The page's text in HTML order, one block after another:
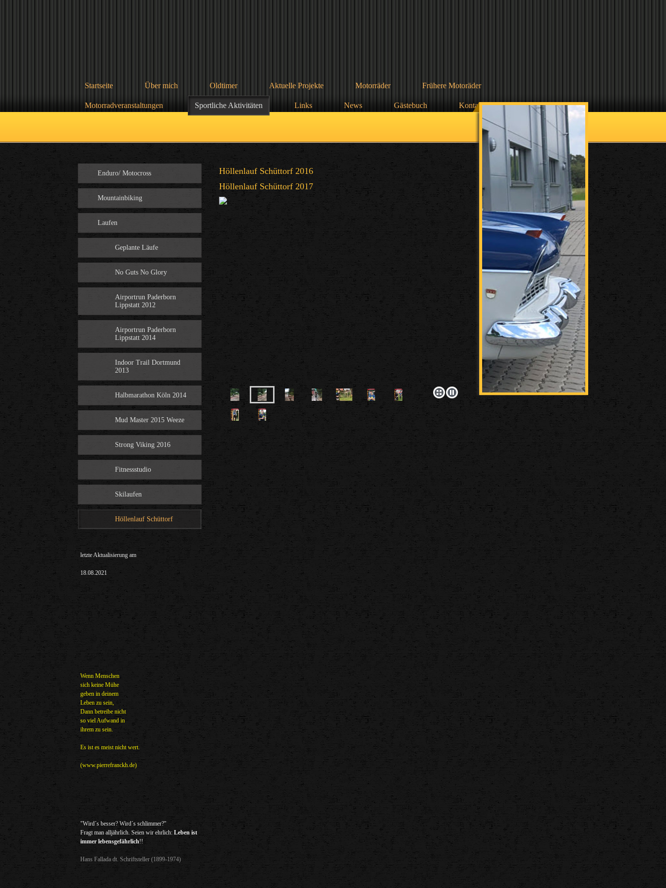
Startseite Über mich Oldtimer Aktuelle Projekte Motorräder Frühere Motoräder
Motorradveranstaltungen Sportliche Aktivitäten Links News Gästebuch Kontakt Disclaimer
Enduro/ Motocross
Mountainbiking
Laufen
Geplante Läufe
No Guts No Glory
Airportrun Paderborn
Lippstatt 2012
Airportrun Paderborn
Lippstatt 2014
Indoor Trail Dortmund
2013
Halbmarathon Köln 2014
Mud Master 2015 Weeze
Strong Viking 2016
Fitnessstudio
Skilaufen
Höllenlauf Schüttorf
letzte Aktualisierung am
18.08.2021
Wenn Menschen
sich keine Mühe
geben in deinem
Leben zu sein,
Dann betreibe nicht
so viel Aufwand in
ihrem zu sein.
Es ist es meist nicht wert.
(www.pierrefranckh.de)
"Wird´s besser? Wird´s schlimmer?"
Fragt man alljährlich. Seien wir ehrlich: Leben ist
immer lebensgefährlich!!
Hans Fallada dt. Schriftsteller (1899-1974)
Höllenlauf Schüttorf 2016
Höllenlauf Schüttorf 2017